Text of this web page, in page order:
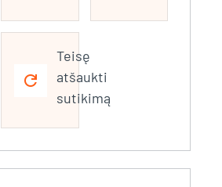
refresh
Teisę
atšaukti
sutikimą